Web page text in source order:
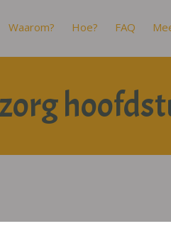
Waarom? Hoe? FAQ